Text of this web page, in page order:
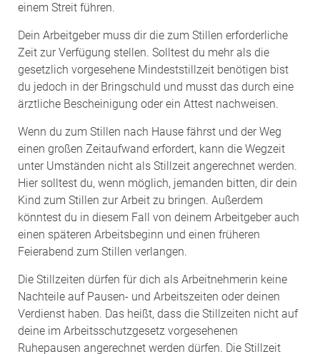
einem Streit führen.
Dein Arbeitgeber muss dir die zum Stillen erforderliche
Zeit zur Verfügung stellen. Solltest du mehr als die
gesetzlich vorgesehene Mindeststillzeit benötigen bist
du jedoch in der Bringschuld und musst das durch eine
ärztliche Bescheinigung oder ein Attest nachweisen.
Wenn du zum Stillen nach Hause fährst und der Weg
einen großen Zeitaufwand erfordert, kann die Wegzeit
unter Umständen nicht als Stillzeit angerechnet werden.
Hier solltest du, wenn möglich, jemanden bitten, dir dein
Kind zum Stillen zur Arbeit zu bringen. Außerdem
könntest du in diesem Fall von deinem Arbeitgeber auch
einen späteren Arbeitsbeginn und einen früheren
Feierabend zum Stillen verlangen.
Die Stillzeiten dürfen für dich als Arbeitnehmerin keine
Nachteile auf Pausen- und Arbeitszeiten oder deinen
Verdienst haben. Das heißt, dass die Stillzeiten nicht auf
deine im Arbeitsschutzgesetz vorgesehenen
Ruhepausen angerechnet werden dürfen. Die Stillzeit